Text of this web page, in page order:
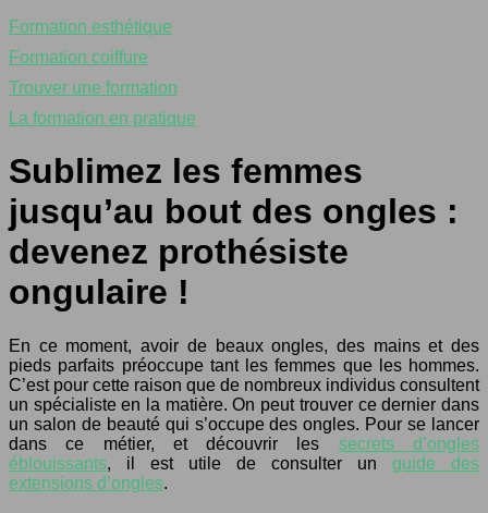
Formation esthétique
Formation coiffure
Trouver une formation
La formation en pratique
Sublimez les femmes
jusqu’au bout des ongles :
devenez prothésiste
ongulaire !
En ce moment, avoir de beaux ongles, des mains et des
pieds parfaits préoccupe tant les femmes que les hommes.
C’est pour cette raison que de nombreux individus consultent
un spécialiste en la matière. On peut trouver ce dernier dans
un salon de beauté qui s’occupe des ongles. Pour se lancer
dans ce métier, et découvrir les secrets d’ongles
éblouissants, il est utile de consulter un guide des
extensions d’ongles.